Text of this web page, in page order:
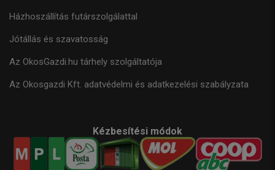
Házhoszállítás futárszolgálattal
Jótállás és szavatosság
Az OkosGazdi.hu tárhely szolgáltatója
Az Okosgazdi Kft. adatvédelmi és adatkezelési szabályzata
Kézbesítési módok